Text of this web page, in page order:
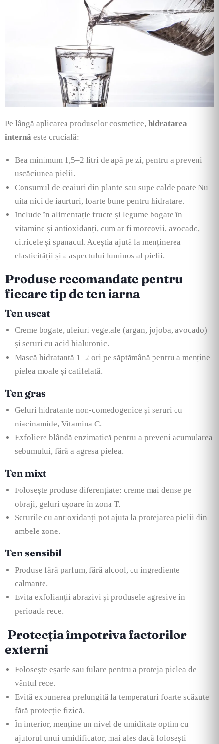
Pe lângă aplicarea produselor cosmetice, hidratarea
internă este crucială:
Bea minimum 1,5–2 litri de apă pe zi, pentru a preveni
uscăciunea pielii.
Consumul de ceaiuri din plante sau supe calde poate Nu
uita nici de iaurturi, foarte bune pentru hidratare.
Include în alimentație fructe și legume bogate în
vitamine și antioxidanți, cum ar fi morcovii, avocado,
citricele și spanacul. Aceștia ajută la menținerea
elasticității și a aspectului luminos al pielii.
Produse recomandate pentru
fiecare tip de ten iarna
Ten uscat
Creme bogate, uleiuri vegetale (argan, jojoba, avocado)
și seruri cu acid hialuronic.
Mască hidratantă 1–2 ori pe săptămână pentru a menține
pielea moale și catifelată.
Ten gras
Geluri hidratante non-comedogenice și seruri cu
niacinamide, Vitamina C.
Exfoliere blândă enzimatică pentru a preveni acumularea
sebumului, fără a agresa pielea.
Ten mixt
Folosește produse diferențiate: creme mai dense pe
obraji, geluri ușoare în zona T.
Serurile cu antioxidanți pot ajuta la protejarea pielii din
ambele zone.
Ten sensibil
Produse fără parfum, fără alcool, cu ingrediente
calmante.
Evită exfolianții abrazivi și produsele agresive în
perioada rece.
Protecția împotriva factorilor
externi
Folosește eșarfe sau fulare pentru a proteja pielea de
vântul rece.
Evită expunerea prelungită la temperaturi foarte scăzute
fără protecție fizică.
În interior, menține un nivel de umiditate optim cu
ajutorul unui umidificator, mai ales dacă folosești